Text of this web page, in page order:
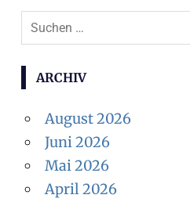
Suchen
nach:
ARCHIV
August 2026
Juni 2026
Mai 2026
April 2026